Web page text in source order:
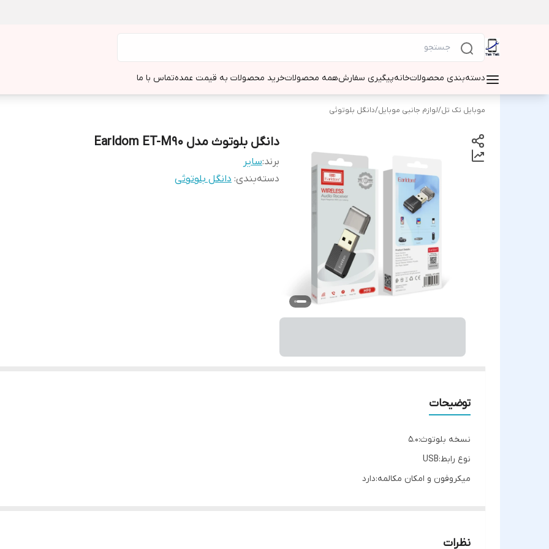
دسته‌بندی محصولاتخانهپیگیری سفارشهمه محصولاتخرید محصولات به قیمت عمدهتماس با ما
موبایل تک تل/لوازم جانبی موبایل/دانگل بلوتوثی
دانگل بلوتوث مدل Earldom ET-M90
برند:سایر
دسته‌بندی: دانگل بلوتوثی
توضیحات
نسخه بلوتوث:5.0
نوع رابط:USB
میکروفون و امکان مکالمه:دارد
نظرات